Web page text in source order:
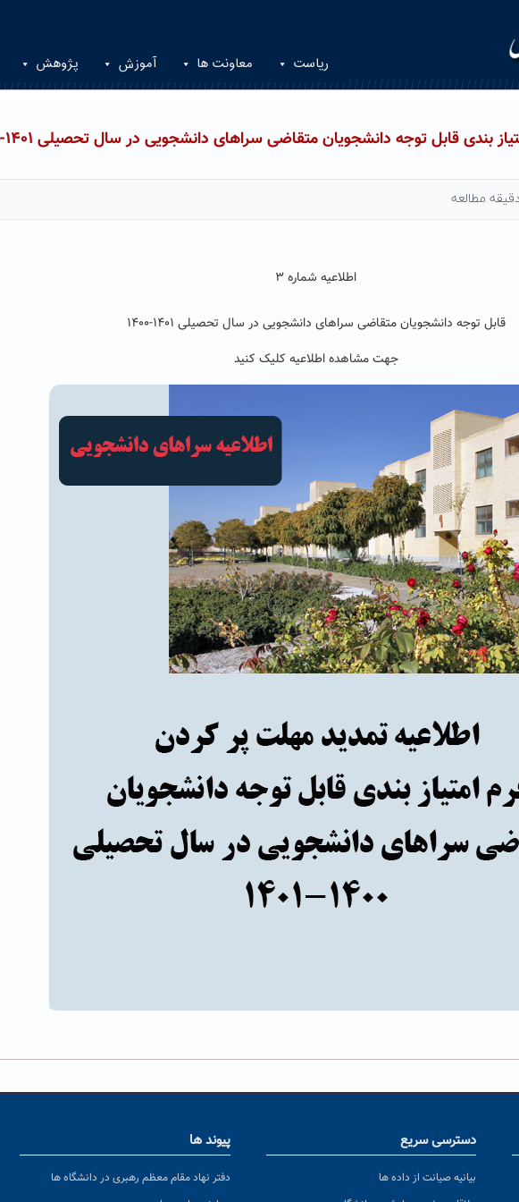
ریاست معاونت ها آموزش پژوهش
بندی قابل توجه دانشجویان متقاضی سراهای دانشجویی در سال تحصیلی ۱۴۰۱-۱۴۰۰
اطلاعیه شماره ۳
قابل توجه دانشجویان متقاضی سراهای دانشجویی در سال تحصیلی ۱۴۰۱-۱۴۰۰
جهت مشاهده اطلاعیه کلیک کنید
دسترسی سریع
بیانیه صیانت از داده ها
پیوند ها
دفتر نهاد مقام معظم رهبری در دانشگاه ها